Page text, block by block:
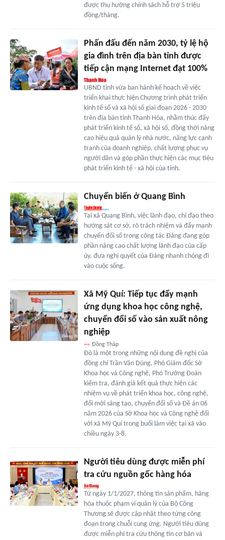
được thụ hưởng chính sách hỗ trợ 5 triệu
đồng/tháng.
Phấn đấu đến năm 2030, tỷ lệ hộ
gia đình trên địa bàn tỉnh được
tiếp cận mạng Internet đạt 100%
UBND tỉnh vừa ban hành kế hoạch về việc
triển khai thực hiện Chương trình phát triển
kinh tế số và xã hội số giai đoạn 2026 - 2030
trên địa bàn tỉnh Thanh Hóa, nhằm thúc đẩy
phát triển kinh tế số, xã hội số, đồng thời nâng
cao hiệu quả quản lý nhà nước, năng lực cạnh
tranh của doanh nghiệp, chất lượng phục vụ
người dân và góp phần thực hiện các mục tiêu
phát triển kinh tế - xã hội của tỉnh.
Chuyển biến ở Quang Bình
Tại xã Quang Bình, việc lãnh đạo, chỉ đạo theo
hướng sát cơ sở, rõ trách nhiệm và đẩy mạnh
chuyển đổi số trong công tác Đảng đang góp
phần nâng cao chất lượng lãnh đạo của cấp
ủy, đưa nghị quyết của Đảng nhanh chóng đi
vào cuộc sống.
Xã Mỹ Quí: Tiếp tục đẩy mạnh
ứng dụng khoa học công nghệ,
chuyển đổi số vào sản xuất nông
nghiệp
Đồng Tháp
Đó là một trong những nội dung đề nghị của
đồng chí Trần Văn Dũng, Phó Giám đốc Sở
Khoa học và Công nghệ, Phó Trưởng Đoàn
kiểm tra, đánh giá kết quả thực hiện các
nhiệm vụ về phát triển khoa học, công nghệ,
đổi mới sáng tạo, chuyển đổi số và Đề án 06
năm 2026 của Sở Khoa học và Công nghệ đối
với xã Mỹ Quí trong buổi làm việc tại xã vào
chiều ngày 3-8.
Người tiêu dùng được miễn phí
tra cứu nguồn gốc hàng hóa
Từ ngày 1/1/2027, thông tin sản phẩm, hàng
hóa thuộc phạm vi quản lý của Bộ Công
Thương sẽ được cập nhật theo từng công
đoạn trong chuỗi cung ứng. Người tiêu dùng
được miễn phí tra cứu thông tin cơ bản và